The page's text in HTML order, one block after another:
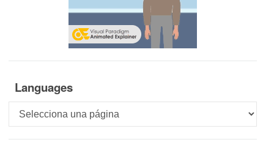
Languages
Languages